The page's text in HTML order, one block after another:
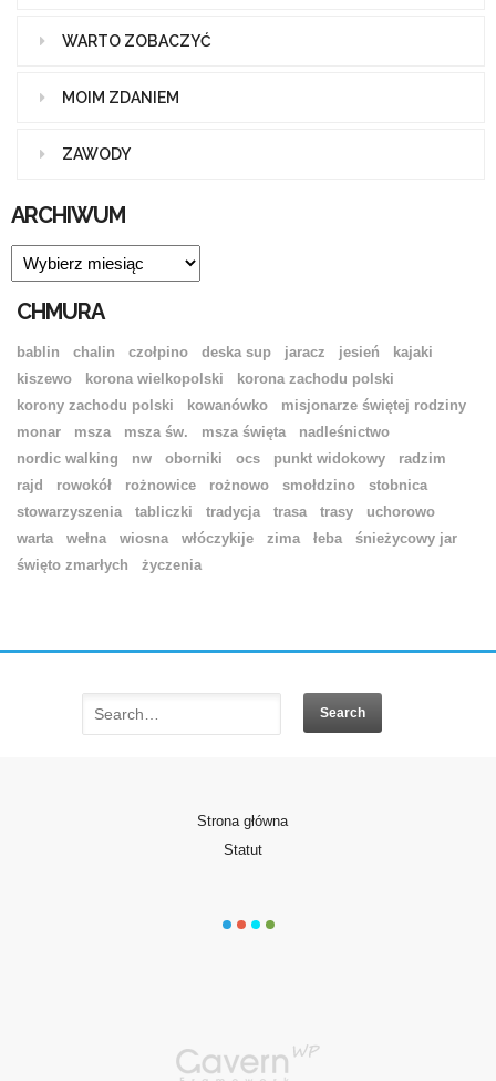
WARTO ZOBACZYĆ
MOIM ZDANIEM
ZAWODY
ARCHIWUM
ARCHIWUM
CHMURA
bablin chalin czołpino deska sup jaracz jesień
kajaki
kiszewo
korona wielkopolski
korona zachodu polski
korony zachodu polski
kowanówko
misjonarze świętej rodziny
monar
msza msza św. msza święta
nadleśnictwo
nordic walking
nw oborniki ocs punkt widokowy
radzim
rajd
rowokół rożnowice rożnowo smołdzino
stobnica
stowarzyszenia
tabliczki tradycja trasa trasy
uchorowo
warta
wełna wiosna włóczykije zima łeba
śnieżycowy jar
święto zmarłych
życzenia
Strona główna
Statut